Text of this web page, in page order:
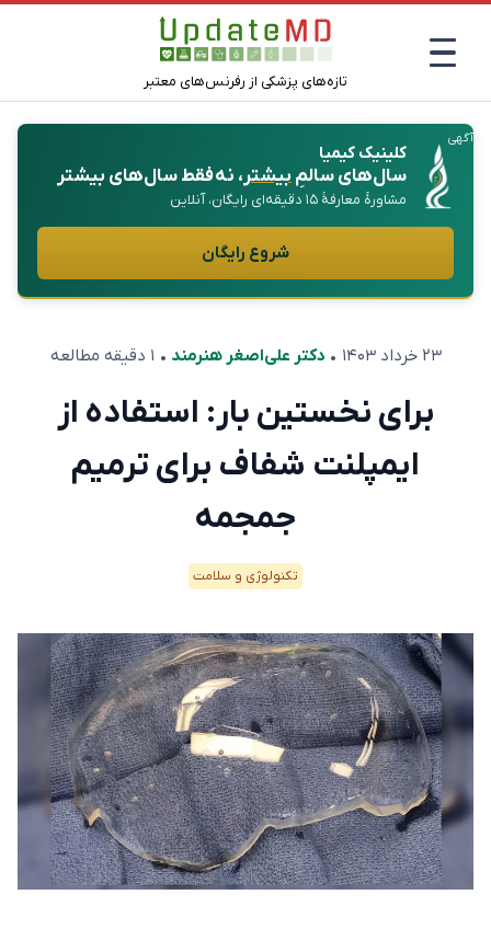
تازه‌های پزشکی از رفرنس‌های معتبر
آگهی
کلینیک کیمیا
سال‌های سالمِبیشتر، نه فقط سال‌های بیشتر
مشاورهٔ معارفهٔ ۱۵ دقیقه‌ای رایگان، آنلاین
شروع رایگان
۲۳ خرداد ۱۴۰۳ •دکتر علی‌اصغر هنرمند • ۱ دقیقه مطالعه
برای نخستین بار: استفاده از
ایمپلنت شفاف برای ترمیم
جمجمه‌
تکنولوژی و سلامت